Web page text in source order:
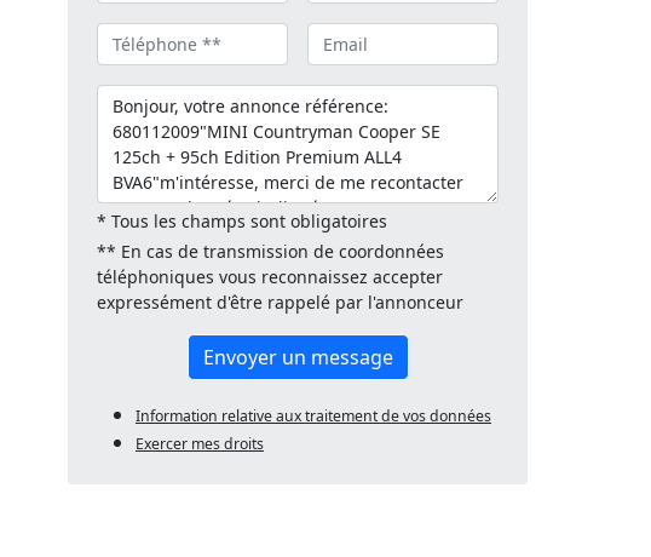
* Tous les champs sont obligatoires
** En cas de transmission de coordonnées
téléphoniques vous reconnaissez accepter
expressément d'être rappelé par l'annonceur
Envoyer un message
Information relative aux traitement de vos données
Exercer mes droits